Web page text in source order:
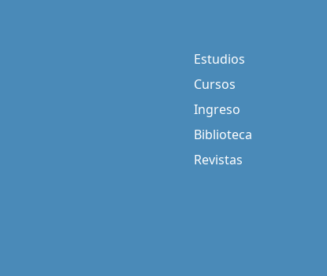
Estudios
Cursos
Ingreso
Biblioteca
Revistas